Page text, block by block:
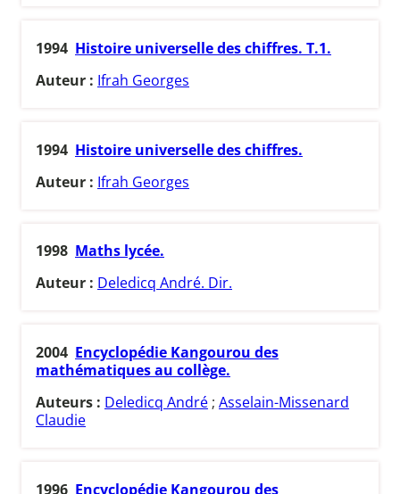
1994 Histoire universelle des chiffres. T.1.
Auteur : Ifrah Georges
1994 Histoire universelle des chiffres.
Auteur : Ifrah Georges
1998 Maths lycée.
Auteur : Deledicq André. Dir.
2004 Encyclopédie Kangourou des
mathématiques au collège.
Auteurs : Deledicq André ; Asselain-Missenard
Claudie
1996 Encyclopédie Kangourou des